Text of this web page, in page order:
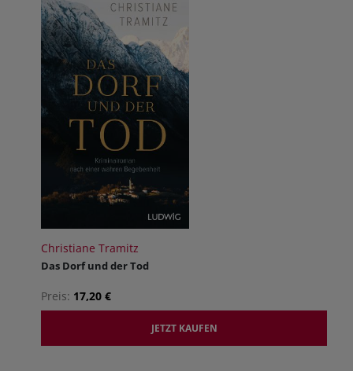
Christiane Tramitz
Das Dorf und der Tod
Preis: 17,20 €
JETZT KAUFEN